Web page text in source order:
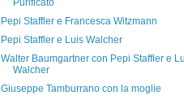
Purificato
Pepi Staffler e Francesca Witzmann
Pepi Staffler e Luis Walcher
Walter Baumgartner con Pepi Staffler e
Walcher
Giuseppe Tamburrano con la moglie